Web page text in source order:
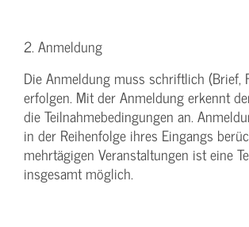
2. Anmeldung
Die Anmeldung muss schriftlich (Brief,
erfolgen. Mit der Anmeldung erkennt
die Teilnahmebedingungen an.
in der Reihenfolge ihres Eingangs
mehrtägigen Veranstaltungen ist eine
insgesamt möglich.